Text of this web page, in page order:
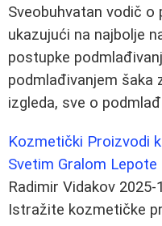
Sveobuhvatan vodič o
ukazujući na najbolje
postupke
podmlađivanjem šaka
izgleda, sve o
Kozmetički Proizvodi
Svetim Gralom Lepote
Radimir Vidakov 2025-
Istražite kozmetičke